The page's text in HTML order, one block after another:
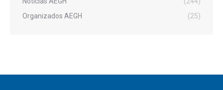
Organizados AEGH
(25)